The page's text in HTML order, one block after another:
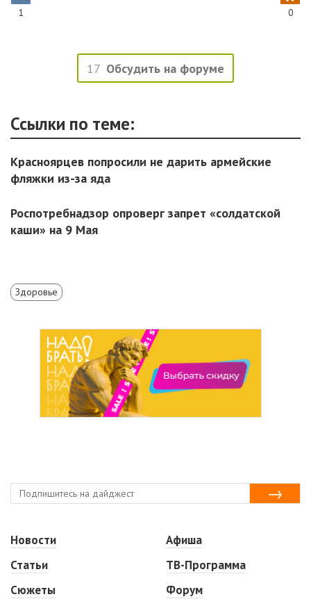
1 0
17 Обсудить на форуме
Ссылки по теме:
Красноярцев попросили не дарить армейские
фляжки из-за яда
Роспотребнадзор опроверг запрет «солдатской
каши» на 9 Мая
Здоровье
Новости
Статьи
Сюжеты
Афиша
ТВ-Программа
Форум